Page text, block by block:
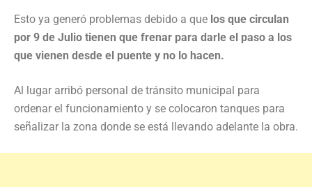
Esto ya generó problemas debido a que los que circulan
por 9 de Julio tienen que frenar para darle el paso a los
que vienen desde el puente y no lo hacen.
Al lugar arribó personal de tránsito municipal para
ordenar el funcionamiento y se colocaron tanques para
señalizar la zona donde se está llevando adelante la obra.